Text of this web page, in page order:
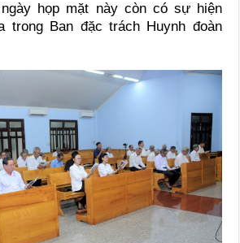
họp mặt này còn có sự hiện
trong Ban đặc trách Huynh đoàn